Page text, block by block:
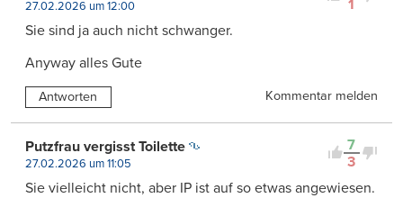
1
27.02.2026 um 12:00
Sie sind ja auch nicht schwanger.
Anyway alles Gute
Antworten Kommentar melden
7
3
Putzfrau vergisst Toilette
27.02.2026 um 11:05
Sie vielleicht nicht, aber IP ist auf so etwas angewiesen.